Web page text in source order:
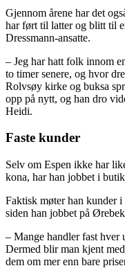
Gjennom årene har det
har ført til latter og blitt til
Dressmann-ansatte.
– Jeg har hatt folk innom
to timer senere, og hvor
Rolvsøy kirke og buksa
opp på nytt, og han dro
Heidi.
Faste kunder
Selv om Espen ikke har
kona, har han jobbet i
Faktisk møter han kunder
siden han jobbet på
– Mange handler fast hver
Dermed blir man kjent
dem om mer enn bare